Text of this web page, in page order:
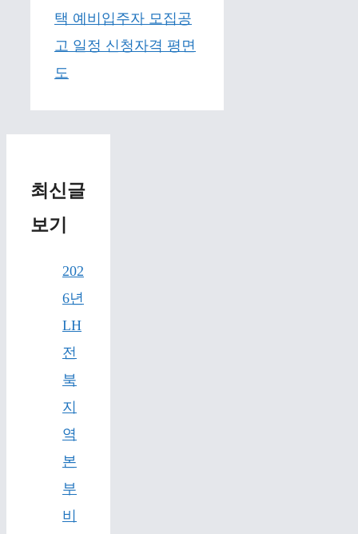
택 예비입주자 모집공
고 일정 신청자격 평면
도
최신글
보기
202
6년
LH
전
북
지
역
본
부
비